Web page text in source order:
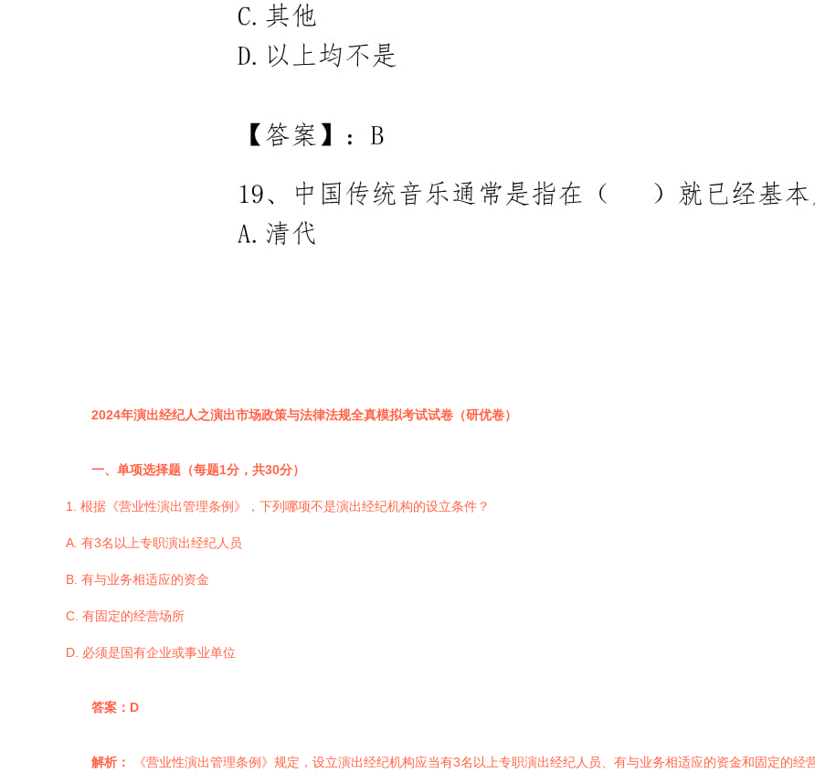
2024年演出经纪人之演出市场政策与法律法规全真模拟考试试卷（研优卷）
一、单项选择题（每题1分，共30分）
1. 根据《营业性演出管理条例》，下列哪项不是演出经纪机构的设立条件？
A. 有3名以上专职演出经纪人员
B. 有与业务相适应的资金
C. 有固定的经营场所
D. 必须是国有企业或事业单位
答案：D
解析： 《营业性演出管理条例》规定，设立演出经纪机构应当有3名以上专职演出经纪人员、有与业务相适应的资金和固定的经